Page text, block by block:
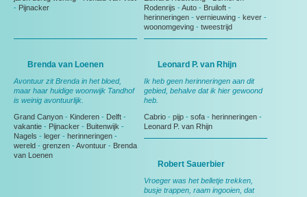
- Pijnacker
Rodenrijs -Auto - Bruiloft -
herinneringen - vernieuwing - kever -
woonomgeving - tweestrijd
Brenda van Loenen
Avontuur zit Brenda in het bloed,
maar haar huidige woonwijk Tandhof
is weinig avontuurlijk.
Grand Canyon - Kinderen - Delft -
vakantie - Pijnacker - Buitenwijk -
Nagels - leger - herinneringen -
wereld - grenzen -Avontuur - Brenda
van Loenen
Leonard P. van Rhijn
Ik heb geen herinneringen aan dit
gebied, behalve dat ik hier gewoond
heb.
Cabrio - pijp - sofa - herinneringen -
Leonard P. van Rhijn
Robert Sauerbier
Vroeger was het belletje trekken,
busje trappen, raam ingooien, dat